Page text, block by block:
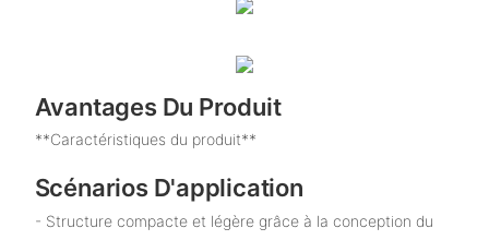
Avantages Du Produit
**Caractéristiques du produit**
Scénarios D'application
- Structure compacte et légère grâce à la conception du